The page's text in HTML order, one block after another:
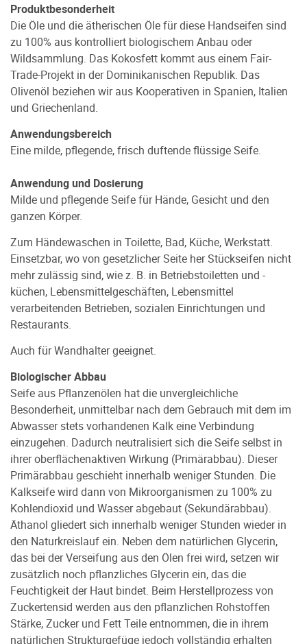
Produktbesonderheit
Die Öle und die ätherischen Öle für diese Handseifen sind
zu 100% aus kontrolliert biologischem Anbau oder
Wildsammlung. Das Kokosfett kommt aus einem Fair-
Trade-Projekt in der Dominikanischen Republik. Das
Olivenöl beziehen wir aus Kooperativen in Spanien, Italien
und Griechenland.
Anwendungsbereich
Eine milde, pflegende, frisch duftende flüssige Seife.
Anwendung und Dosierung
Milde und pflegende Seife für Hände, Gesicht und den
ganzen Körper.
Zum Händewaschen in Toilette, Bad, Küche, Werkstatt.
Einsetzbar, wo von gesetzlicher Seite her Stückseifen nicht
mehr zulässig sind, wie z. B. in Betriebstoiletten und -
küchen, Lebensmittelgeschäften, Lebensmittel
verarbeitenden Betrieben, sozialen Einrichtungen und
Restaurants.
Auch für Wandhalter geeignet.
Biologischer Abbau
Seife aus Pflanzenölen hat die unvergleichliche
Besonderheit, unmittelbar nach dem Gebrauch mit dem im
Abwasser stets vorhandenen Kalk eine Verbindung
einzugehen. Dadurch neutralisiert sich die Seife selbst in
ihrer oberflächenaktiven Wirkung (Primärabbau). Dieser
Primärabbau geschieht innerhalb weniger Stunden. Die
Kalkseife wird dann von Mikroorganismen zu 100% zu
Kohlendioxid und Wasser abgebaut (Sekundärabbau).
Äthanol gliedert sich innerhalb weniger Stunden wieder in
den Naturkreislauf ein. Neben dem natürlichen Glycerin,
das bei der Verseifung aus den Ölen frei wird, setzen wir
zusätzlich noch pflanzliches Glycerin ein, das die
Feuchtigkeit der Haut bindet. Beim Herstellprozess von
Zuckertensid werden aus den pflanzlichen Rohstoffen
Stärke, Zucker und Fett Teile entnommen, die in ihrem
natürlichen Strukturgefüge jedoch vollständig erhalten